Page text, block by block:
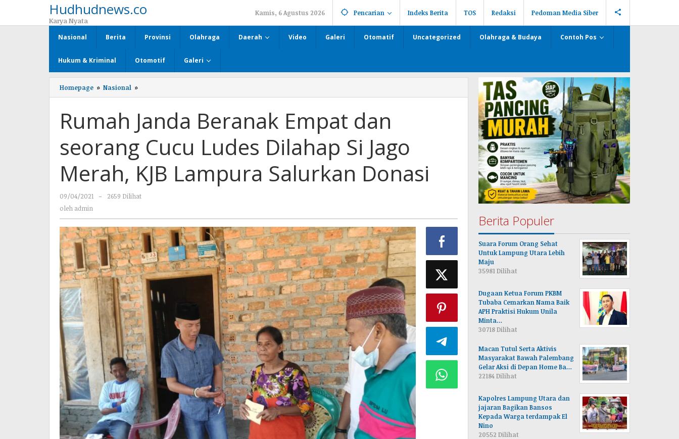
Hudhudnews.co
Karya Nyata
Kamis, 6 Agustus 2026 Pencarian Indeks Berita TOS Redaksi Pedoman Media Siber
Nasional Berita Provinsi Olahraga Daerah Video Galeri Otomatif Uncategorized Olahraga & Budaya Contoh Pos
Hukum & Kriminal Otomotif Galeri
Homepage » Nasional »
Janda
Empat
dan
seorang
Cucu
Ludes
Si
Jago
Merah,
KJB
Rumah Janda Beranak Empat dan
seorang Cucu Ludes Dilahap Si Jago
Merah, KJB Lampura Salurkan Donasi
09/04/2021
oleh
-
2659 Dilihat
oleh admin
Berita Populer
Suara Forum Orang Sehat
Untuk Lampung Utara Lebih
Maju
35981 Dilihat
Dugaan Ketua Forum PKBM
Tubaba Cemarkan Nama Baik
APH Praktisi Hukum Unila
Minta…
30718 Dilihat
Macan Tutul Serta Aktivis
Masyarakat Bawah Palembang
Gelar Aksi di Depan Home Ba…
22184 Dilihat
Kapolres Lampung Utara dan
jajaran Bagikan Bansos
Kepada Warga terdampak El
Nino
20552 Dilihat